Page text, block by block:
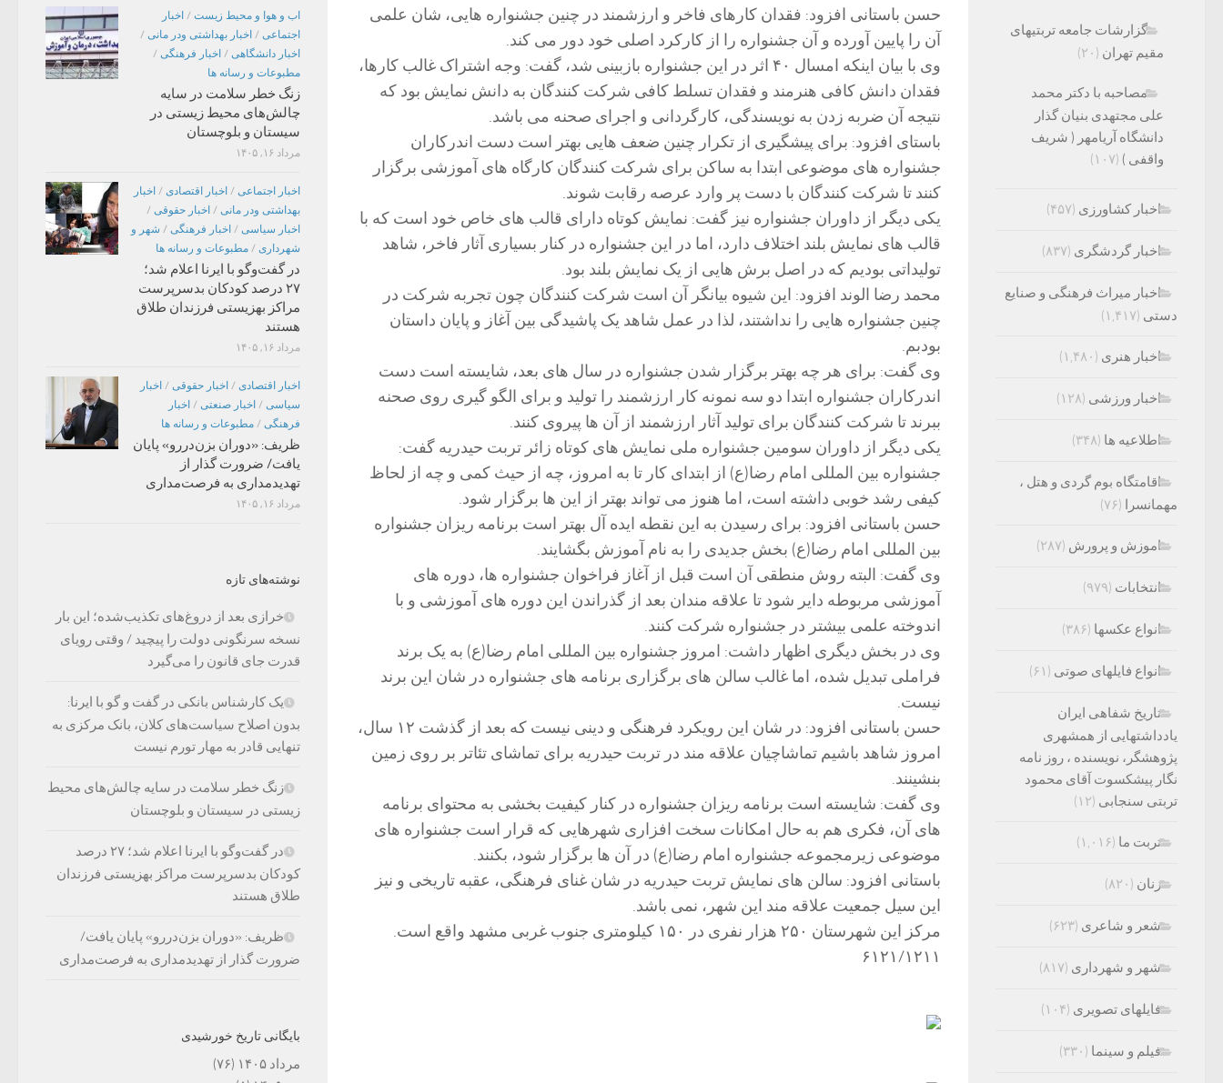
حسن باستانی افزود: فقدان کارهای فاخر و ارزشمند در چنین جشنواره هایی، شان علمی
آن را پایین آورده و آن جشنواره را از کارکرد اصلی خود دور می کند.
وی با بیان اینکه امسال ۴۰ اثر در این جشنواره بازبینی شد، گفت: وجه اشتراک غالب کارها،
فقدان دانش کافی هنرمند و فقدان تسلط کافی شرکت کنندگان به دانش نمایش بود که
نتیجه آن ضربه زدن به نویسندگی، کارگردانی و اجرای صحنه می باشد.
باستای افزود: برای پیشگیری از تکرار چنین ضعف هایی بهتر است دست اندرکاران
جشنواره های موضوعی ابتدا به ساکن برای شرکت کنندگان کارگاه های آموزشی برگزار
کنند تا شرکت کنندگان با دست پر وارد عرصه رقابت شوند.
یکی دیگر از داوران جشنواره نیز گفت: نمایش کوتاه دارای قالب های خاص خود است که با
قالب های نمایش بلند اختلاف دارد، اما در این جشنواره در کنار بسیاری آثار فاخر، شاهد
تولیداتی بودیم که در اصل برش هایی از یک نمایش بلند بود.
محمد رضا الوند افزود: این شیوه بیانگر آن است شرکت کنندگان چون تجربه شرکت در
چنین جشنواره هایی را نداشتند، لذا در عمل شاهد یک پاشیدگی بین آغاز و پایان داستان
بودبم.
وی گفت: برای هر چه بهتر برگزار شدن جشنواره در سال های بعد، شایسته است دست
اندرکاران جشنواره ابتدا دو سه نمونه کار ارزشمند را تولید و برای الگو گیری روی صحنه
ببرند تا شرکت کنندگان برای تولید آثار ارزشمند از آن ها پیروی کنند.
یکی دیگر از داوران سومین جشنواره ملی نمایش های کوتاه زائر تربت حیدریه گفت:
جشنواره بین المللی امام رضا(ع) از ابتدای کار تا به امروز، چه از حیث کمی و چه از لحاظ
کیفی رشد خوبی داشته است، اما هنوز می تواند بهتر از این ها برگزار شود.
حسن باستانی افزود: برای رسیدن به این نقطه ایده آل بهتر است برنامه ریزان جشنواره
بین المللی امام رضا(ع) بخش جدیدی را به نام آموزش بگشایند.
وی گفت: البته روش منطقی آن است قبل از آغاز فراخوان جشنواره ها، دوره های
آموزشی مربوطه دایر شود تا علاقه مندان بعد از گذراندن این دوره های آموزشی و با
اندوخته علمی بیشتر در جشنواره شرکت کنند.
وی در بخش دیگری اظهار داشت: امروز جشنواره بین المللی امام رضا(ع) به یک برند
فراملی تبدیل شده، اما غالب سالن های برگزاری برنامه های جشنواره در شان این برند
نیست.
حسن باستانی افزود: در شان این رویکرد فرهنگی و دینی نیست که بعد از گذشت ۱۲ سال،
امروز شاهد باشیم تماشاچیان علاقه مند در تربت حیدریه برای تماشای تئاتر بر روی زمین
بنشینند.
وی گفت: شایسته است برنامه ریزان جشنواره در کنار کیفیت بخشی به محتوای برنامه
های آن، فکری هم به حال امکانات سخت افزاری شهرهایی که قرار است جشنواره های
موضوعی زیرمجموعه جشنواره امام رضا(ع) در آن ها برگزار شود، بکنند.
باستانی افزود: سالن های نمایش تربت حیدریه در شان غنای فرهنگی، عقبه تاریخی و نیز
این سیل جمعیت علاقه مند این شهر، نمی باشد.
مرکز این شهرستان ۲۵۰ هزار نفری در ۱۵۰ کیلومتری جنوب غربی مشهد واقع است.
۶۱۲۱/۱۲۱۱
اب و هوا و محیط زیست / اخبار
اجتماعی / اخبار بهداشتی ودر مانی /
اخبار دانشگاهی / اخبار فرهنگی /
مطبوعات و رسانه ها
زنگ خطر سلامت در سایه
چالش‌های محیط زیستی در
سیستان و بلوچستان
مرداد ۱۶, ۱۴۰۵
اخبار اجتماعی / اخبار اقتصادی / اخبار
بهداشتی ودر مانی / اخبار حقوقی /
اخبار سیاسی / اخبار فرهنگی / شهر و
شهرداری / مطبوعات و رسانه ها
در گفت‌وگو با ایرنا اعلام شد؛
۲۷ درصد کودکان بدسرپرست
مراکز بهزیستی فرزندان طلاق
هستند
مرداد ۱۶, ۱۴۰۵
اخبار اقتصادی / اخبار حقوقی / اخبار
سیاسی / اخبار صنعتی / اخبار
فرهنگی / مطبوعات و رسانه ها
ظریف: «دوران بزن‌دررو» پایان
یافت/ ضرورت گذار از
تهدیدمداری به فرصت‌مداری
مرداد ۱۶, ۱۴۰۵
نوشته‌های تازه
خرازی بعد از دروغ‌های تکذیب‌شده؛ این بار
نسخه سرنگونی دولت را پیچید / وقتی رویای
قدرت جای قانون را می‌گیرد
یک کارشناس بانکی در گفت و گو با ایرنا:
بدون اصلاح سیاست‌های کلان، بانک مرکزی به
تنهایی قادر به مهار تورم نیست
زنگ خطر سلامت در سایه چالش‌های محیط
زیستی در سیستان و بلوچستان
در گفت‌وگو با ایرنا اعلام شد؛ ۲۷ درصد
کودکان بدسرپرست مراکز بهزیستی فرزندان
طلاق هستند
ظریف: «دوران بزن‌دررو» پایان یافت/
ضرورت گذار از تهدیدمداری به فرصت‌مداری
بایگانی تاریخ خورشیدی
مرداد ۱۴۰۵
(۷۶)
گزارشات جامعه تربتیهای
مقیم تهران (۲۰)
مصاحبه با دکتر محمد
علی مجتهدی بنیان گذار
دانشگاه آریامهر ( شریف
واقفی ) (۱۰۷)
اخبار کشاورزی (۴۵۷)
اخبار گردشگری (۸۳۷)
اخبار میراث فرهنگی و صنایع
دستی (۱,۴۱۷)
اخبار هنری (۱,۴۸۰)
اخبار ورزشی (۱۲۸)
اطلاعیه ها (۳۴۸)
اقامتگاه بوم گردی و هتل ،
مهمانسرا (۷۶)
اموزش و پرورش (۲۸۷)
انتخابات (۹۷۹)
انواع عکسها (۳۸۶)
انواع فایلهای صوتی (۶۱)
تاریخ شفاهی ایران
یادداشتهایی از همشهری
پژوهشگر، نویسنده ، روز نامه
نگار پیشکسوت آقای محمود
تربتی سنجابی (۱۲)
تربت ما (۱,۰۱۶)
زنان (۸۲۰)
شعر و شاعری (۶۲۳)
شهر و شهرداری (۸۱۷)
فایلهای تصویری (۱۰۴)
فیلم و سینما (۳۳۰)